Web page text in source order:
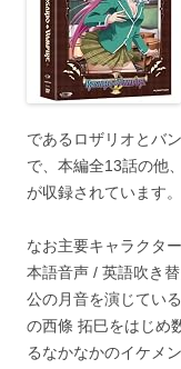
であるロザリオとバ
で、本編全13話の他
が収録されています。
なお主要キャラクタ
本語音声 / 英語吹き
公の月音を演じてい
の西條 拓巳をはじめ
るなかなかのイケメ